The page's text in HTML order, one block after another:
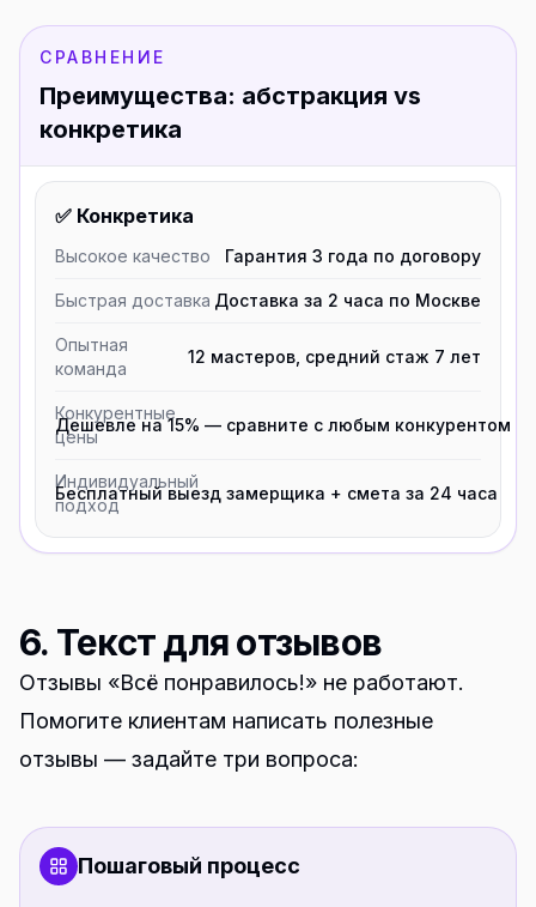
СРАВНЕНИЕ
Преимущества: абстракция vs
конкретика
✅ Конкретика
Высокое качество Гарантия 3 года по договору
Быстрая доставка Доставка за 2 часа по Москве
Опытная
команда
12 мастеров, средний стаж 7 лет
Конкурентные
цены
Дешевле на 15% — сравните с любым конкурентом
Индивидуальный
подход
Бесплатный выезд замерщика + смета за 24 часа
6. Текст для отзывов
Отзывы «Всё понравилось!» не работают.
Помогите клиентам написать полезные
отзывы — задайте три вопроса:
Пошаговый процесс